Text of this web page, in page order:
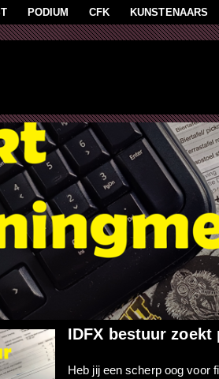
inhoud gaan
PODIUM CFK KUNSTENAARS
IDFX bestuur zoekt
Heb jij een scherp oog voor